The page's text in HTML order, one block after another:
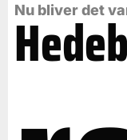
Nu bliver det